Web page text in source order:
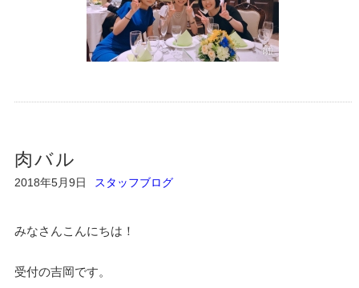
肉バル
2018年5月9日 スタッフブログ
みなさんこんにちは！
受付の吉岡です。